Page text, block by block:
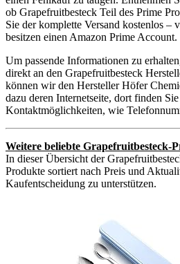
ob Grapefruitbesteck Teil des Prime
Sie der komplette Versand kostenlos –
besitzen einen Amazon Prime Account.
Um passende Informationen zu
direkt an den Grapefruitbesteck
können wir den Hersteller Höfer
dazu deren Internetseite, dort finden
Kontaktmöglichkeiten, wie
Weitere beliebte Grapefruitbesteck-
In dieser Übersicht der
Produkte sortiert nach Preis und
Kaufentscheidung zu unterstützen.